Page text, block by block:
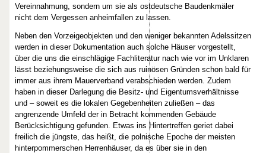
Vereinnahmung, sondern um sie als ostdeutsche Baudenkmäler
nicht dem Vergessen anheimfallen zu lassen.
Neben den Vorzeigeobjekten und den weniger bekannten Adelssitzen
werden in dieser Dokumentation auch solche Häuser vorgestellt,
über die uns die einschlägige Fachliteratur nach wie vor im Unklaren
lässt beziehungsweise die sich aus ruinösen Gründen schon bald für
immer aus ihrem Mauerverband verabschieden werden. Zudem
haben in dieser Darlegung die Besitz- und Eigentumsverhältnisse
und – soweit es die lokalen Gegebenheiten zuließen – das
angrenzende Umfeld der in Betracht kommenden Gebäude
Berücksichtigung gefunden. Etwas ins Hintertreffen geriet dabei
freilich die jüngste, das heißt, die polnische Epoche der meisten
hinterpommerschen Herrenhäuser, da es über sie in den